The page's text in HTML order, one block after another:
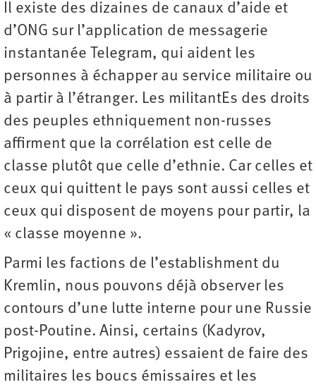
Il existe des dizaines de canaux d’aide et
d’ONG sur l’application de messagerie
instantanée Telegram, qui aident les
personnes à échapper au service militaire ou
à partir à l’étranger. Les militantEs des droits
des peuples ethniquement non-russes
affirment que la corrélation est celle de
classe plutôt que celle d’ethnie. Car celles et
ceux qui quittent le pays sont aussi celles et
ceux qui disposent de moyens pour partir, la
« classe moyenne ».
Parmi les factions de l’establishment du
Kremlin, nous pouvons déjà observer les
contours d’une lutte interne pour une Russie
post-Poutine. Ainsi, certains (Kadyrov,
Prigojine, entre autres) essaient de faire des
militaires les boucs émissaires et les